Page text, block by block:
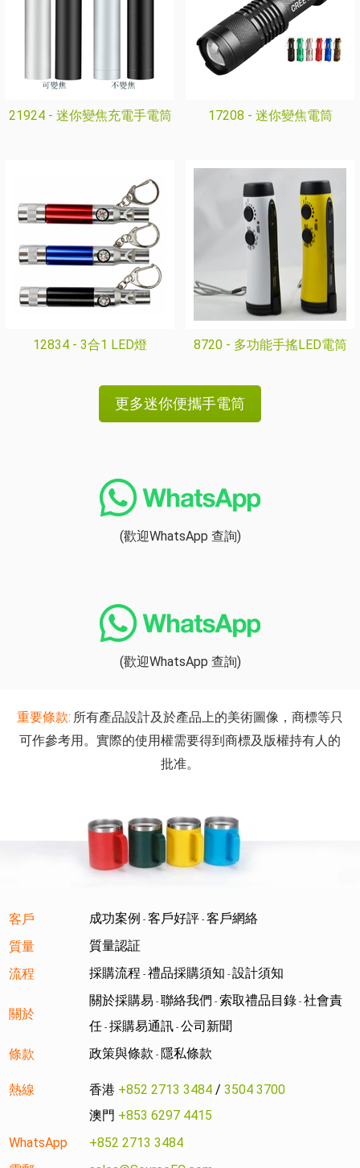
21924 - 迷你變焦充電手電筒 17208 - 迷你變焦電筒
12834 - 3合1 LED燈 8720 - 多功能手搖LED電筒
更多迷你便攜手電筒
(歡迎WhatsApp 查詢)
(歡迎WhatsApp 查詢)
重要條款: 所有產品設計及於產品上的美術圖像，商標等只
可作參考用。實際的使用權需要得到商標及版權持有人的
批准。
客戶 成功案例 - 客戶好評 - 客戶網絡
質量
質量認証
流程
採購流程 - 禮品採購須知 - 設計須知
關於
關於採購易 - 聯絡我們 - 索取禮品目錄 - 社會責
任 - 採購易通訊 - 公司新聞
條款
政策與條款 - 隱私條款
熱線 香港 +852 2713 3484 / 3504 3700
澳門 +853 6297 4415
WhatsApp
+852 2713 3484